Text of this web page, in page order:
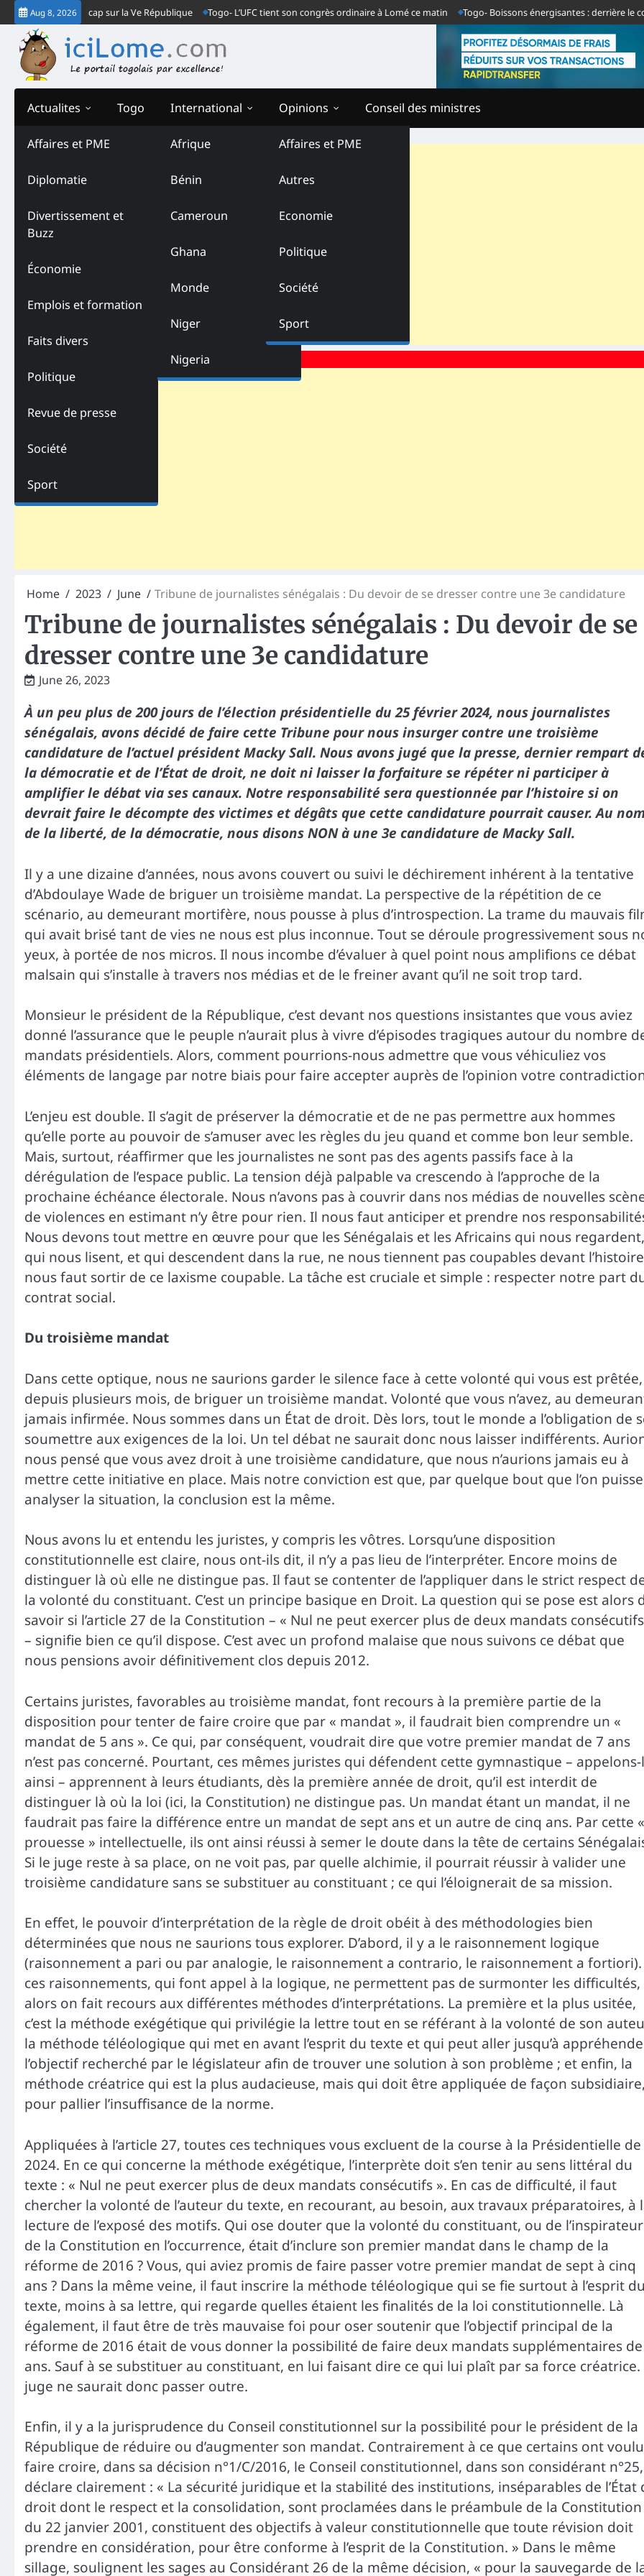
Skip
to
content
Aug 8, 2026
et cap sur la Ve République Togo- L’UFC tient son congrès ordinaire à Lomé ce matin Togo- Boissons énergisantes : derrière le
Actualites
Affaires et PME
Diplomatie
Divertissement et
Buzz
Économie
Emplois et formation
Faits divers
Politique
Revue de presse
Société
Sport
Togo International
Afrique
Bénin
Cameroun
Ghana
Monde
Niger
Nigeria
Opinions
Affaires et PME
Autres
Economie
Politique
Société
Sport
Conseil des ministres
Home 2023 June Tribune de journalistes sénégalais : Du devoir de se dresser contre une 3e candidature
Tribune de journalistes sénégalais : Du devoir de se
dresser contre une 3e candidature
June 26, 2023
À un peu plus de 200 jours de l’élection présidentielle du 25 février 2024, nous journalistes
sénégalais, avons décidé de faire cette Tribune pour nous insurger contre une troisième
candidature de l’actuel président Macky Sall. Nous avons jugé que la presse, dernier rempart
la démocratie et de l’État de droit, ne doit ni laisser la forfaiture se répéter ni participer à
amplifier le débat via ses canaux. Notre responsabilité sera questionnée par l’histoire si on
devrait faire le décompte des victimes et dégâts que cette candidature pourrait causer. Au
de la liberté, de la démocratie, nous disons NON à une 3e candidature de Macky Sall.
Il y a une dizaine d’années, nous avons couvert ou suivi le déchirement inhérent à la tentative
d’Abdoulaye Wade de briguer un troisième mandat. La perspective de la répétition de ce
scénario, au demeurant mortifère, nous pousse à plus d’introspection. La trame du mauvais
qui avait brisé tant de vies ne nous est plus inconnue. Tout se déroule progressivement sous
yeux, à portée de nos micros. Il nous incombe d’évaluer à quel point nous amplifions ce débat
malsain qui s’installe à travers nos médias et de le freiner avant qu’il ne soit trop tard.
Monsieur le président de la République, c’est devant nos questions insistantes que vous aviez
donné l’assurance que le peuple n’aurait plus à vivre d’épisodes tragiques autour du nombre
mandats présidentiels. Alors, comment pourrions-nous admettre que vous véhiculiez vos
éléments de langage par notre biais pour faire accepter auprès de l’opinion votre
L’enjeu est double. Il s’agit de préserver la démocratie et de ne pas permettre aux hommes
qu’elle porte au pouvoir de s’amuser avec les règles du jeu quand et comme bon leur semble.
Mais, surtout, réaffirmer que les journalistes ne sont pas des agents passifs face à la
dérégulation de l’espace public. La tension déjà palpable va crescendo à l’approche de la
prochaine échéance électorale. Nous n’avons pas à couvrir dans nos médias de nouvelles
de violences en estimant n’y être pour rien. Il nous faut anticiper et prendre nos
Nous devons tout mettre en œuvre pour que les Sénégalais et les Africains qui nous regardent,
qui nous lisent, et qui descendent dans la rue, ne nous tiennent pas coupables devant
nous faut sortir de ce laxisme coupable. La tâche est cruciale et simple : respecter notre part
contrat social.
Du troisième mandat
Dans cette optique, nous ne saurions garder le silence face à cette volonté qui vous est prêtée,
depuis plusieurs mois, de briguer un troisième mandat. Volonté que vous n’avez, au
jamais infirmée. Nous sommes dans un État de droit. Dès lors, tout le monde a l’obligation de
soumettre aux exigences de la loi. Un tel débat ne saurait donc nous laisser indifférents.
nous pensé que vous avez droit à une troisième candidature, que nous n’aurions jamais eu à
mettre cette initiative en place. Mais notre conviction est que, par quelque bout que l’on puisse
analyser la situation, la conclusion est la même.
Nous avons lu et entendu les juristes, y compris les vôtres. Lorsqu’une disposition
constitutionnelle est claire, nous ont-ils dit, il n’y a pas lieu de l’interpréter. Encore moins de
distinguer là où elle ne distingue pas. Il faut se contenter de l’appliquer dans le strict respect
la volonté du constituant. C’est un principe basique en Droit. La question qui se pose est alors
savoir si l’article 27 de la Constitution – « Nul ne peut exercer plus de deux mandats
– signifie bien ce qu’il dispose. C’est avec un profond malaise que nous suivons ce débat que
nous pensions avoir définitivement clos depuis 2012.
Certains juristes, favorables au troisième mandat, font recours à la première partie de la
disposition pour tenter de faire croire que par « mandat », il faudrait bien comprendre un «
mandat de 5 ans ». Ce qui, par conséquent, voudrait dire que votre premier mandat de 7 ans
n’est pas concerné. Pourtant, ces mêmes juristes qui défendent cette gymnastique – appelons-
ainsi – apprennent à leurs étudiants, dès la première année de droit, qu’il est interdit de
distinguer là où la loi (ici, la Constitution) ne distingue pas. Un mandat étant un mandat, il ne
faudrait pas faire la différence entre un mandat de sept ans et un autre de cinq ans. Par cette «
prouesse » intellectuelle, ils ont ainsi réussi à semer le doute dans la tête de certains
Si le juge reste à sa place, on ne voit pas, par quelle alchimie, il pourrait réussir à valider une
troisième candidature sans se substituer au constituant ; ce qui l’éloignerait de sa mission.
En effet, le pouvoir d’interprétation de la règle de droit obéit à des méthodologies bien
déterminées que nous ne saurions tous explorer. D’abord, il y a le raisonnement logique
(raisonnement a pari ou par analogie, le raisonnement a contrario, le raisonnement a fortiori).
ces raisonnements, qui font appel à la logique, ne permettent pas de surmonter les difficultés,
alors on fait recours aux différentes méthodes d’interprétations. La première et la plus usitée,
c’est la méthode exégétique qui privilégie la lettre tout en se référant à la volonté de son
la méthode téléologique qui met en avant l’esprit du texte et qui peut aller jusqu’à
l’objectif recherché par le législateur afin de trouver une solution à son problème ; et enfin, la
méthode créatrice qui est la plus audacieuse, mais qui doit être appliquée de façon subsidiaire,
pour pallier l’insuffisance de la norme.
Appliquées à l’article 27, toutes ces techniques vous excluent de la course à la Présidentielle de
2024. En ce qui concerne la méthode exégétique, l’interprète doit s’en tenir au sens littéral du
texte : « Nul ne peut exercer plus de deux mandats consécutifs ». En cas de difficulté, il faut
chercher la volonté de l’auteur du texte, en recourant, au besoin, aux travaux préparatoires, à
lecture de l’exposé des motifs. Qui ose douter que la volonté du constituant, ou de l’inspirateur
de la Constitution en l’occurrence, était d’inclure son premier mandat dans le champ de la
réforme de 2016 ? Vous, qui aviez promis de faire passer votre premier mandat de sept à cinq
ans ? Dans la même veine, il faut inscrire la méthode téléologique qui se fie surtout à l’esprit du
texte, moins à sa lettre, qui regarde quelles étaient les finalités de la loi constitutionnelle. Là
également, il faut être de très mauvaise foi pour oser soutenir que l’objectif principal de la
réforme de 2016 était de vous donner la possibilité de faire deux mandats supplémentaires
ans. Sauf à se substituer au constituant, en lui faisant dire ce qui lui plaît par sa force créatrice.
juge ne saurait donc passer outre.
Enfin, il y a la jurisprudence du Conseil constitutionnel sur la possibilité pour le président de la
République de réduire ou d’augmenter son mandat. Contrairement à ce que certains ont voulu
faire croire, dans sa décision n°1/C/2016, le Conseil constitutionnel, dans son considérant n°25,
déclare clairement : « La sécurité juridique et la stabilité des institutions, inséparables de l’État
droit dont le respect et la consolidation, sont proclamées dans le préambule de la Constitution
du 22 janvier 2001, constituent des objectifs à valeur constitutionnelle que toute révision doit
prendre en considération, pour être conforme à l’esprit de la Constitution. » Dans le même
sillage, soulignent les sages au Considérant 26 de la même décision, « pour la sauvegarde de